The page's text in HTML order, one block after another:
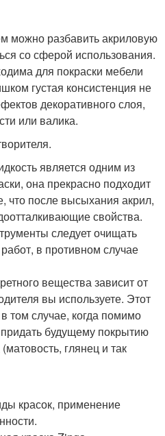
можно разбавить акриловую
со сферой использования.
для покраски мебели
густая консистенция не
декоративного слоя,
или валика.
является одним из
она прекрасно подходит
что после высыхания акрил,
свойства.
следует очищать
в противном случае
вещества зависит от
вы используете. Этот
том случае, когда помимо
будущему покрытию
глянец и так
красок, применение